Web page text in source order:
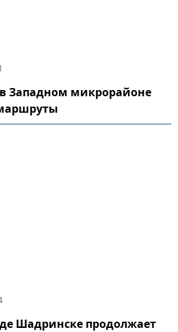
Западном микрорайоне
Шадринске продолжает